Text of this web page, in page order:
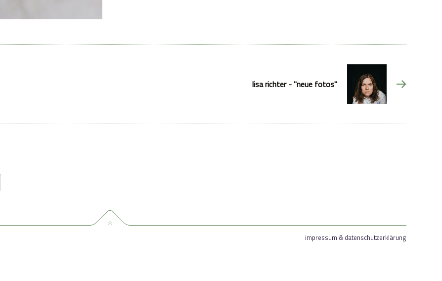
lisa richter - "neue fotos"
impressum & datenschutzerklärung